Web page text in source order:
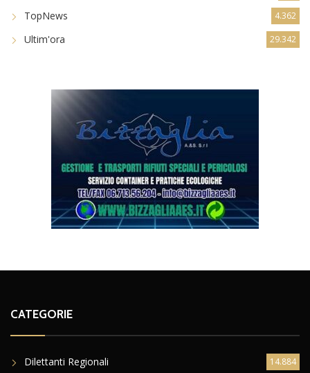
TopNews 4.362
Ultim'ora 29.342
CATEGORIE
Dilettanti Regionali 14.884